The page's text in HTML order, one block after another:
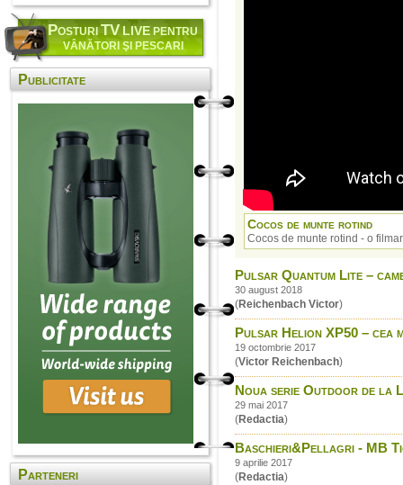
POSTURITVLIVE PENTRU
VÂNĂTORI ŞI PESCARI
Publicitate
Parteneri
Cocos de munte rotind
Cocos de munte rotind - o
Pulsar Quantum Lite –
30 august 2018
(Reichenbach Victor)
Pulsar Helion XP50 – cea
19 octombrie 2017
(Victor Reichenbach)
Noua serie Outdoor de la
29 mai 2017
(Redactia)
Baschieri&Pellagri - MB
9 aprilie 2017
(Redactia)